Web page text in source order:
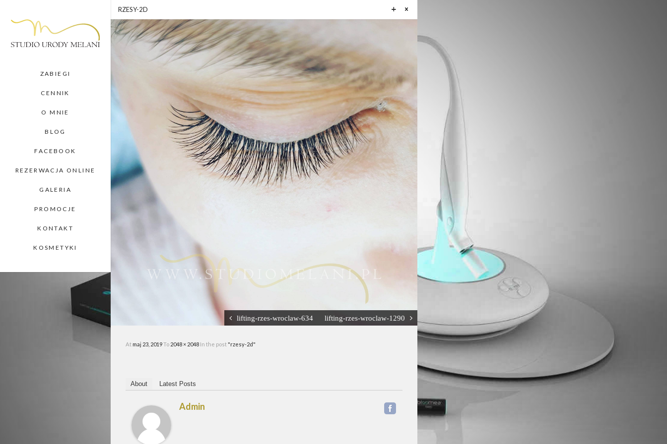
ZABIEGI
CENNIK
O MNIE
BLOG
FACEBOOK
REZERWACJA ONLINE
GALERIA
PROMOCJE
KONTAKT
KOSMETYKI
RZESY-2D
lifting-rzes-wroclaw-634 lifting-rzes-wroclaw-1290
At maj 23, 2019To 2048 × 2048 In the post "rzesy-2d"
About Latest Posts
Admin